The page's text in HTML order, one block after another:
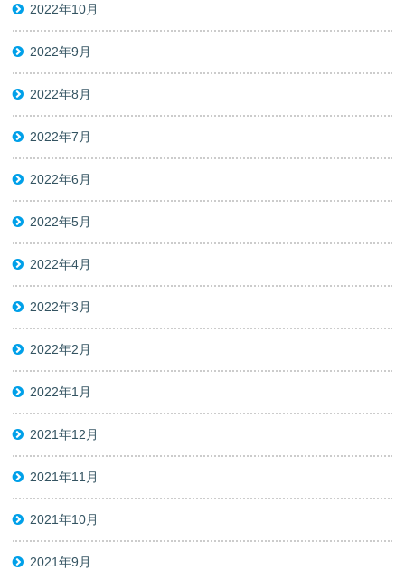
2022年10月
2022年9月
2022年8月
2022年7月
2022年6月
2022年5月
2022年4月
2022年3月
2022年2月
2022年1月
2021年12月
2021年11月
2021年10月
2021年9月